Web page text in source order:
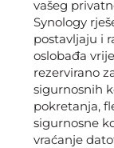
vašeg
Synology
postavljaju i
oslobađa
rezervirano
sigurnosnih
pokretanja,
sigurnosne
vraćanje